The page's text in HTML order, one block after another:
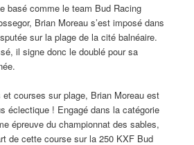
basé comme le team Bud Racing
Brian Moreau s’est imposé dans
sur la plage de la cité balnéaire.
il signe donc le doublé pour sa
courses sur plage, Brian Moreau est
éclectique ! Engagé dans la catégorie
épreuve du championnat des sables,
de cette course sur la 250 KXF Bud